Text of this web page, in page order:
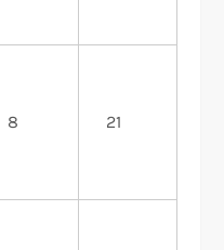
8 21